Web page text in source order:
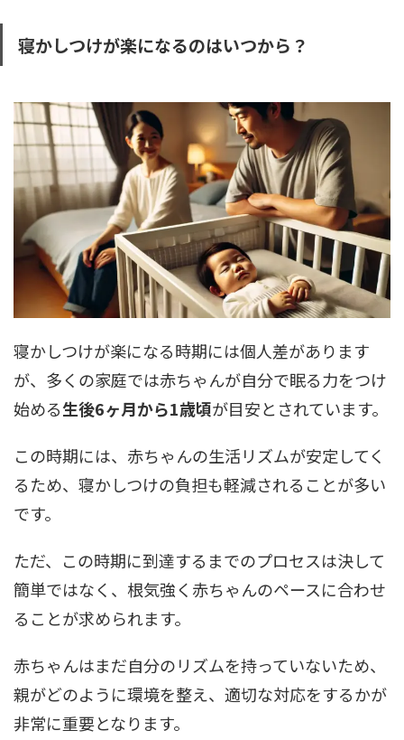
寝かしつけが楽になるのはいつから？
寝かしつけが楽になる時期には個人差があります
が、多くの家庭では赤ちゃんが自分で眠る力をつけ
始める生後6ヶ月から1歳頃が目安とされています。
この時期には、赤ちゃんの生活リズムが安定してく
るため、寝かしつけの負担も軽減されることが多い
です。
ただ、この時期に到達するまでのプロセスは決して
簡単ではなく、根気強く赤ちゃんのペースに合わせ
ることが求められます。
赤ちゃんはまだ自分のリズムを持っていないため、
親がどのように環境を整え、適切な対応をするかが
非常に重要となります。